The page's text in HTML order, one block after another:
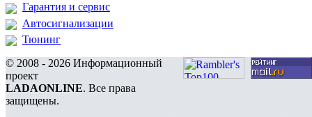
Гарантия и сервис
Автосигнализации
Тюнинг
© 2008 - 2026 Информационный
проект
LADAONLINE. Все права
защищены.